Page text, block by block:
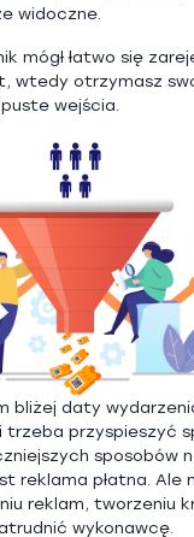
widoczne.
mógł łatwo się
wtedy otrzymasz
wejścia.
bliżej daty
trzeba przyspieszyć
sposobów
reklama płatna. Ale
reklam, tworzeniu
wykonawcę.